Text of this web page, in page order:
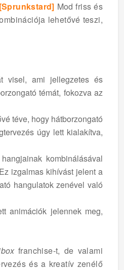
Mod friss és
lehetővé teszi,
visel, ami jellegzetes és
témát, fokozva az
téve, hogy hátborzongató
úgy lett kialakítva,
kombinálásával
izgalmas kihívást jelent a
hangulatok zenével való
animációk jelennek meg,
franchise-t, de valami
és a kreatív zenélő